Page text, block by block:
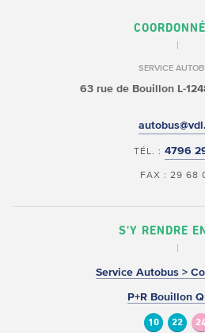
SERVICE
63 rue de BouillonL-
TÉL. : 4796
FAX : 29 68
S'Y RENDRE
Service Autobus >
P+R Bouillon
10 22